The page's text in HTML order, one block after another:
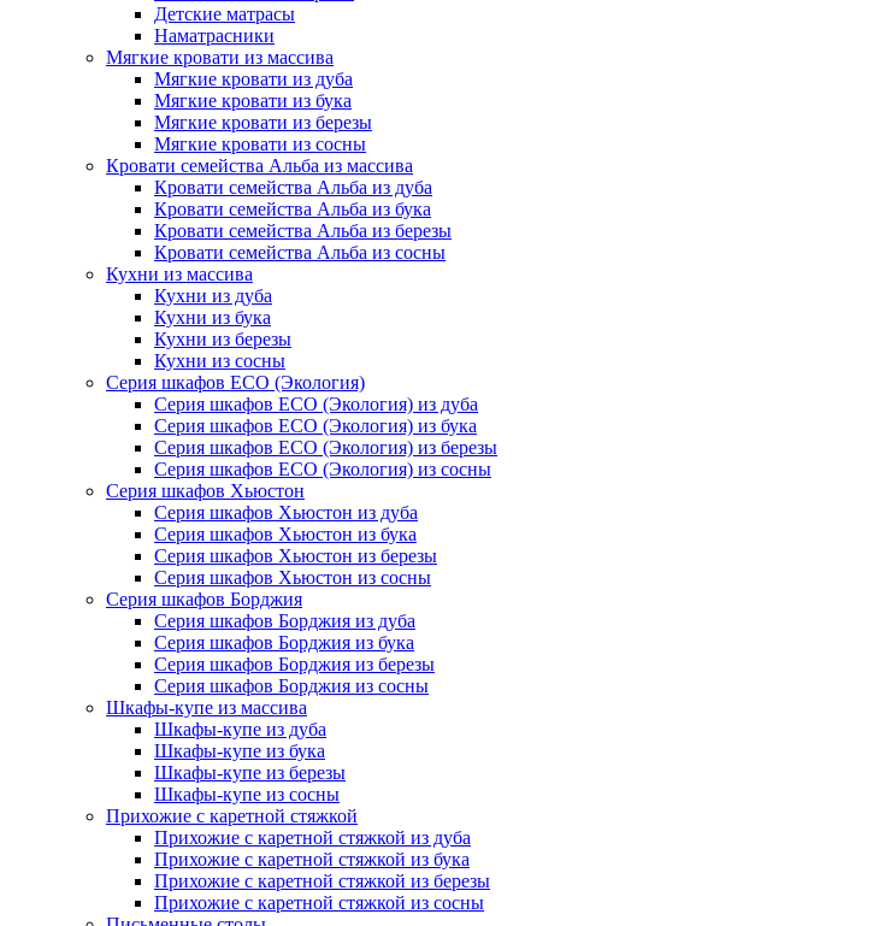
Детские матрасы
Наматрасники
Мягкие кровати из массива
Мягкие кровати из дуба
Мягкие кровати из бука
Мягкие кровати из березы
Мягкие кровати из сосны
Кровати семейства Альба из массива
Кровати семейства Альба из дуба
Кровати семейства Альба из бука
Кровати семейства Альба из березы
Кровати семейства Альба из сосны
Кухни из массива
Кухни из дуба
Кухни из бука
Кухни из березы
Кухни из сосны
Серия шкафов ECO (Экология)
Серия шкафов ECO (Экология) из дуба
Серия шкафов ECO (Экология) из бука
Серия шкафов ECO (Экология) из березы
Серия шкафов ECO (Экология) из сосны
Серия шкафов Хьюстон
Серия шкафов Хьюстон из дуба
Серия шкафов Хьюстон из бука
Серия шкафов Хьюстон из березы
Серия шкафов Хьюстон из сосны
Серия шкафов Борджия
Серия шкафов Борджия из дуба
Серия шкафов Борджия из бука
Серия шкафов Борджия из березы
Серия шкафов Борджия из сосны
Шкафы-купе из массива
Шкафы-купе из дуба
Шкафы-купе из бука
Шкафы-купе из березы
Шкафы-купе из сосны
Прихожие с каретной стяжкой
Прихожие с каретной стяжкой из дуба
Прихожие с каретной стяжкой из бука
Прихожие с каретной стяжкой из березы
Прихожие с каретной стяжкой из сосны